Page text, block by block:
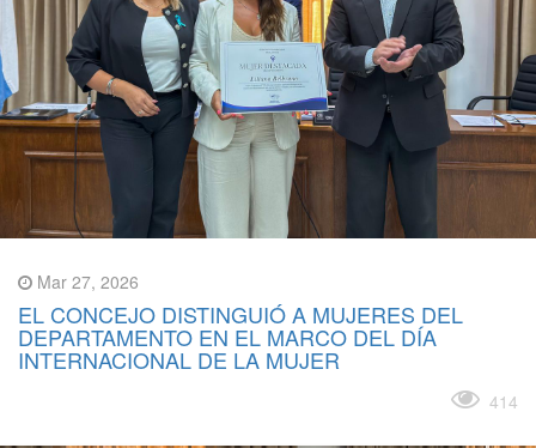
Mar 27, 2026
EL CONCEJO DISTINGUIÓ A MUJERES DEL
DEPARTAMENTO EN EL MARCO DEL DÍA
INTERNACIONAL DE LA MUJER
414